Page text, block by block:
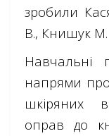
зробили
В., Книшук М.
Навчальні
напрями
шкіряних
оправ до